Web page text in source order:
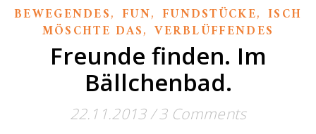
BEWEGENDES, FUN, FUNDSTÜCKE, ISCH
MÖSCHTE DAS,VERBLÜFFENDES
Freunde finden. Im
Bällchenbad.
22.11.2013/ 3 Comments